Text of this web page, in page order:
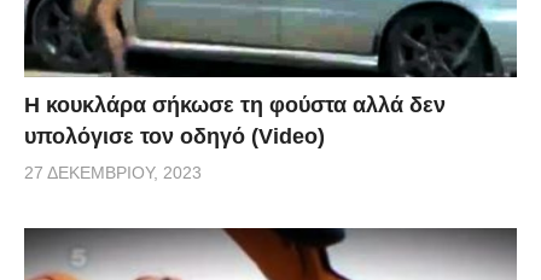
Η κουκλάρα σήκωσε τη φούστα αλλά δεν
υπολόγισε τον οδηγό (Video)
27 ΔΕΚΕΜΒΡΊΟΥ, 2023